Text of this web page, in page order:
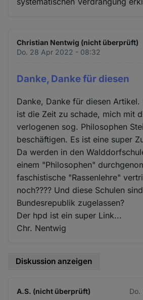
Christian Nentwig (nicht überprüft)
Do. 28 Apr 2022 - 08:32
Danke, Danke für diesen
Danke, Danke für diesen Artikel.
ist die Zeit zu schade, mich mit
verlogenen sog. Philosophen
beschäftigen. Es ist eine super
Da werden in den
einem "Philosophen"
faschistische "Rassenlehre"
noch???? Und diese Schulen
Bundesrepublik zugelassen?
Der hpd ist ein super Link...
Chr. Nentwig
Diskussion anzeigen
A.S. (nicht überprüft) Do.